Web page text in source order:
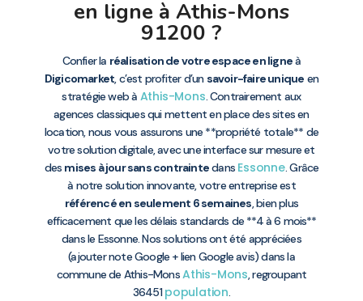
en ligne à Athis-Mons
91200 ?
Confier la réalisation de votre espace en ligneà
Digicomarket, c’est profiter d’un savoir-faire unique en
stratégie web à Athis-Mons. Contrairement aux
agences classiques qui mettent en place des sites en
location, nous vous assurons une **propriété totale** de
votre solution digitale, avec une interface sur mesure et
des mises à jour sans contraintedans Essonne. Grâce
à notre solution innovante, votre entreprise est
référencé en seulement 6 semaines, bien plus
efficacement que les délais standards de **4 à 6 mois**
dans le Essonne. Nos solutions ont été appréciées
(ajouter note Google + lien Google avis) dans la
commune de Athis-MonsAthis-Mons, regroupant
36451population.